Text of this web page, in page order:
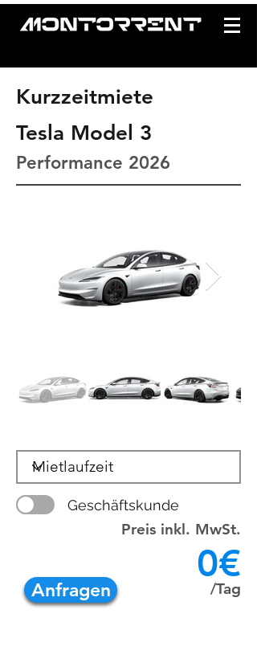
Kurzzeitmiete
Geschäftskunde
Anfragen /Tag
Tesla Model 3
Performance 2026
Preis inkl. MwSt.
0€